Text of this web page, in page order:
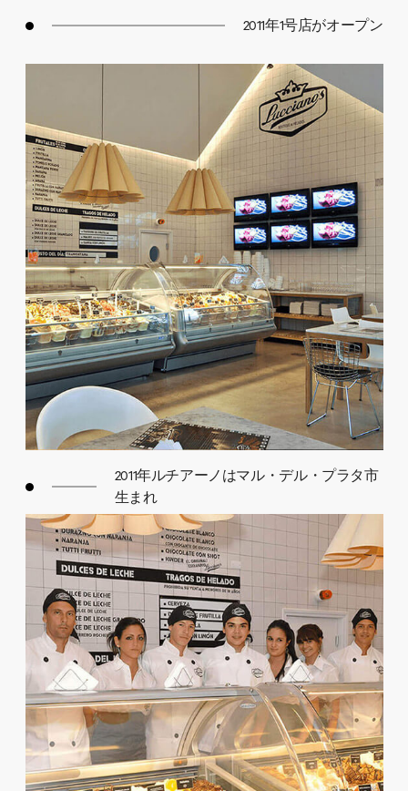
2011年1号店がオープン
2011年ルチアーノはマル・デル・プラタ市
生まれ